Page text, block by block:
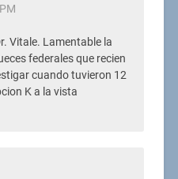
Vitale. Lamentable la
federales que recien
cuando tuvieron 12
K a la vista